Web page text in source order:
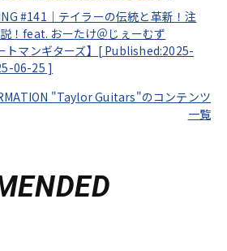
#141｜テイラーの伝統と革新！注
！feat. おーたけ＠じぇーむず
トマンギターズ】[ Published:2025-
06-25 ]
"Taylor Guitars"のコンテンツ
一覧